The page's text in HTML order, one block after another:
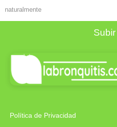
naturalmente
Subir
Política de Privacidad